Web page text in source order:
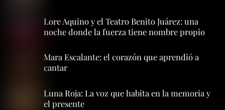
Lore Aquino y el Teatro Benito Juárez: una
noche donde la fuerza tiene nombre propio
Mara Escalante: el corazón que aprendió a
cantar
Luna Roja: La voz que habita en la memoria y
el presente